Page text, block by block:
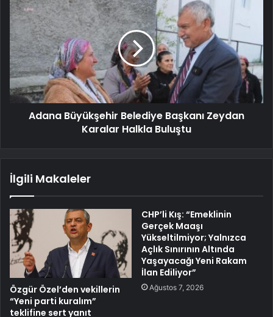
Adana Büyükşehir Belediye Başkanı Zeydan
Karalar Halkla Buluştu
İlgili Makaleler
Özgür Özel’den vekillerin
“Yeni parti kuralım”
teklifine sert yanıt
CHP’li Kış: “Emeklinin
Gerçek Maaşı
Yükseltilmiyor; Yalnızca
Açlık Sınırının Altında
Yaşayacağı Yeni Rakam
İlan Ediliyor”
Ağustos 7, 2026